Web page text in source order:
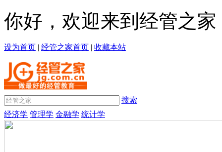
你好，欢迎来到经管之家
设为首页 | 经管之家首页 | 收藏本站
搜索
经济学 管理学 金融学 统计学